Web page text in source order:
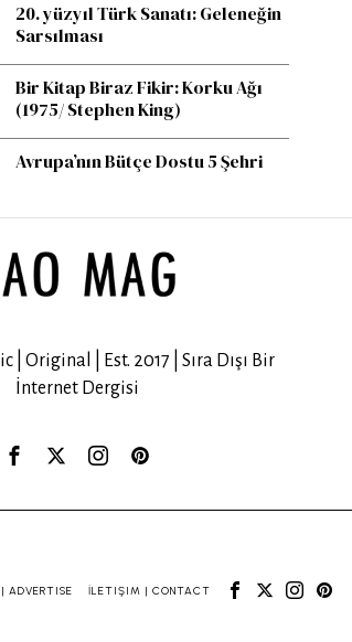
20. yüzyıl Türk Sanatı: Geleneğin
Sarsılması
Bir Kitap Biraz Fikir: Korku Ağı
(1975/ Stephen King)
Avrupa’nın Bütçe Dostu 5 Şehri
| Original | Est. 2017 | Sıra Dışı Bir
İnternet Dergisi
ADVERTISE İLETIŞIM | CONTACT